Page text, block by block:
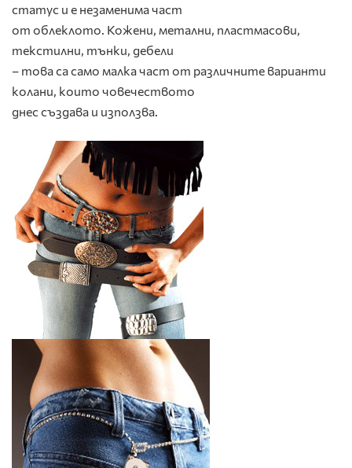
статус и е незаменима част
от облеклото. Кожени, метални, пластмасови,
текстилни, тънки, дебели
– това са само малка част от различните варианти
колани, които човечеството
днес създава и използва.